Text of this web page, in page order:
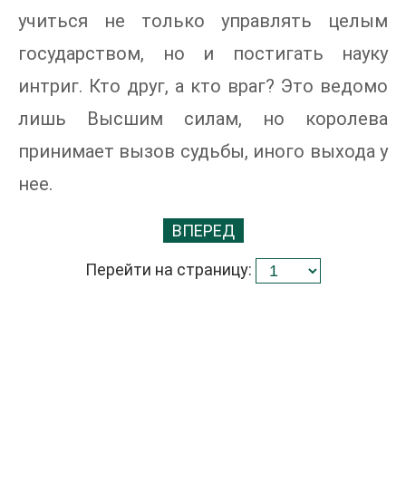
учиться не только управлять целым
государством, но и постигать науку
интриг. Кто друг, а кто враг? Это ведомо
лишь Высшим силам, но королева
принимает вызов судьбы, иного выхода у
нее.
ВПЕРЕД
Перейти на страницу: